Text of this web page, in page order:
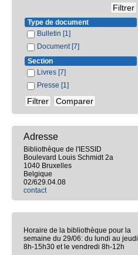
Type de document
Bulletin [1]
Document [7]
Section
Livres [7]
Presse [1]
Adresse
Bibliothèque de l'IESSID
Boulevard Louis Schmidt 2a
1040 Bruxelles
Belgique
02/629.04.08
contact
Horaire de la bibliothèque pour la
semaine du 29/06: du lundi au jeudi
8h-15h30 et le vendredi 8h-12h